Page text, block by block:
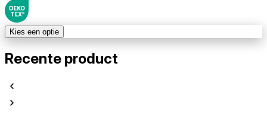
Kies een optie
Recente product